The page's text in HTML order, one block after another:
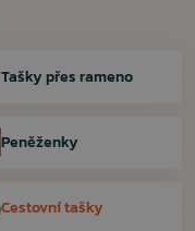
Tašky přes rameno
Peněženky
Cestovní tašky